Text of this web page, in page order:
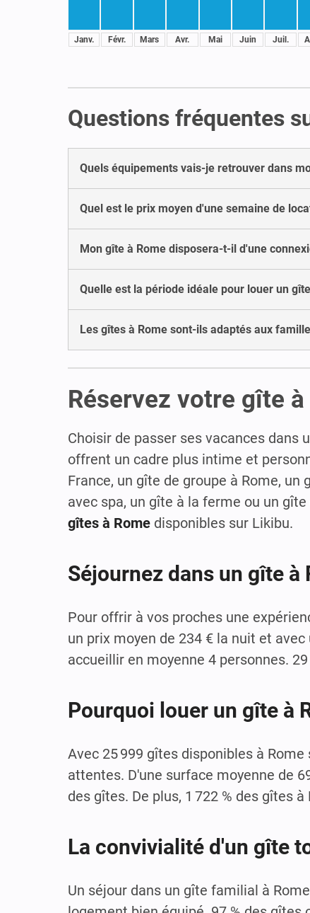
Janv. Févr. Mars Avr. Mai Juin Juil.
Questions fréquentes
Quels équipements vais-je retrouver dans
Quel est le prix moyen d'une semaine de
Mon gîte à Rome disposera-t-il d'une
Quelle est la période idéale pour louer un
Les gîtes à Rome sont-ils adaptés aux
Réservez votre gîte à
Choisir de passer ses vacances dans
offrent un cadre plus intime et
France, un gîte de groupe à Rome,
avec spa, un gîte à la ferme ou un
gîtes à Rome disponibles sur Likibu.
Séjournez dans un gîte
Pour offrir à vos proches une
un prix moyen de 234 € la nuit et
accueillir en moyenne 4 personnes.
Pourquoi louer un gîte à
Avec 25 999 gîtes disponibles à
attentes. D'une surface moyenne de
des gîtes. De plus, 1 722 % des gîtes
La convivialité d'un gîte
Un séjour dans un gîte familial à